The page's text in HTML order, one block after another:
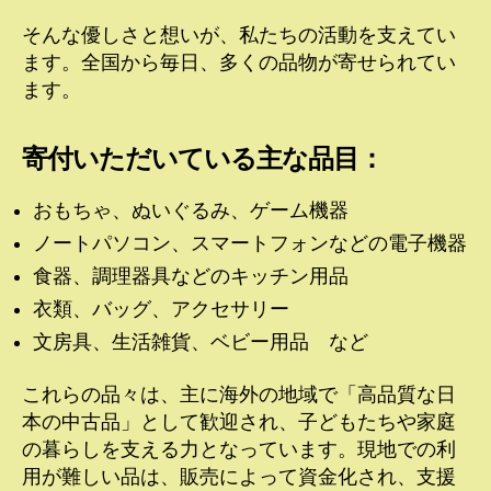
そんな優しさと想いが、私たちの活動を支えてい
ます。全国から毎日、多くの品物が寄せられてい
ます。
寄付いただいている主な品目：
おもちゃ、ぬいぐるみ、ゲーム機器
ノートパソコン、スマートフォンなどの電子機器
食器、調理器具などのキッチン用品
衣類、バッグ、アクセサリー
文房具、生活雑貨、ベビー用品 など
これらの品々は、主に海外の地域で「高品質な日
本の中古品」として歓迎され、子どもたちや家庭
の暮らしを支える力となっています。現地での利
用が難しい品は、販売によって資金化され、支援